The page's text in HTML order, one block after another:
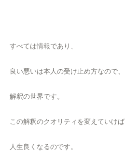
すべては情報であり、
良い悪いは本人の受け止め方なので、
解釈の世界です。
この解釈のクオリティを変えていけば
人生良くなるのです。